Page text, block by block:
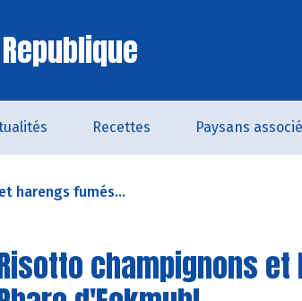
Recettes Paysans
harengs fumés...
champignons